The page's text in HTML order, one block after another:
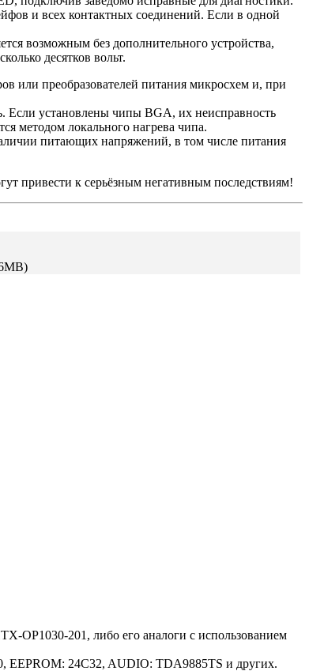
и всех контактных соединений. Если в одной
возможным без дополнительного устройства,
десятков вольт.
или преобразователей питания микросхем и, при
Если установлены чипы BGA, их неисправность
методом локального нагрева чипа.
питающих напряжений, в том числе питания
привести к серьёзным негативным последствиям!
OP1030-201, либо его аналоги c использованием
EEPROM: 24C32, AUDIO: TDA9885TS и других.